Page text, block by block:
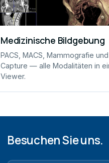
Medizinische Bildgebung
PACS, MACS, Mammografie und
Capture — alle Modalitäten in
Viewer.
Besuchen Sie uns.